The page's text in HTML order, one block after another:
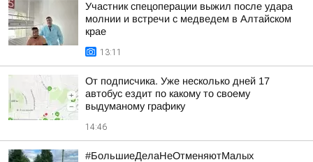
Участник спецоперации выжил после удара
молнии и встречи с медведем в Алтайском
крае
13:11
От подписчика. Уже несколько дней 17
автобус ездит по какому то своему
выдуманому графику
14:46
#БольшиеДелаНеОтменяютМалых